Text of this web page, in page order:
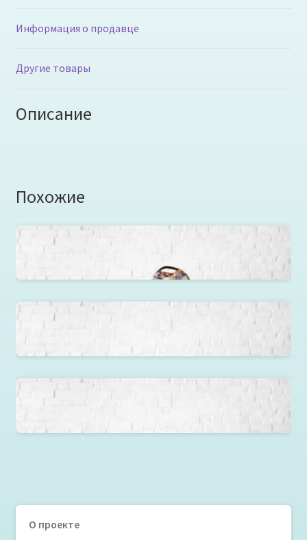
Информация о продавце
Другие товары
Описание
Похожие
Кресло груша Розы
Кресло груша Миледи
О проекте